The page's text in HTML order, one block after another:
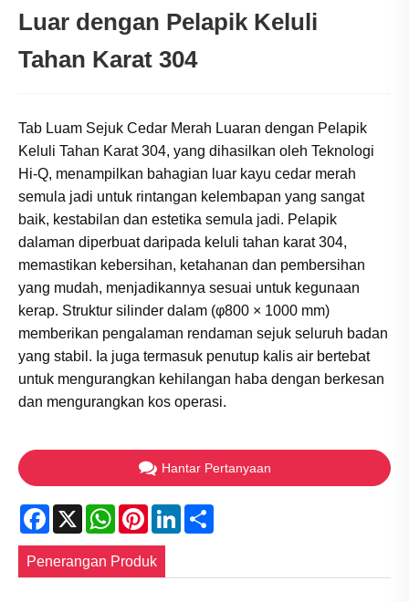
Luar dengan Pelapik Keluli
Tahan Karat 304
Tab Luam Sejuk Cedar Merah Luaran dengan Pelapik
Keluli Tahan Karat 304, yang dihasilkan oleh Teknologi
Hi-Q, menampilkan bahagian luar kayu cedar merah
semula jadi untuk rintangan kelembapan yang sangat
baik, kestabilan dan estetika semula jadi. Pelapik
dalaman diperbuat daripada keluli tahan karat 304,
memastikan kebersihan, ketahanan dan pembersihan
yang mudah, menjadikannya sesuai untuk kegunaan
kerap. Struktur silinder dalam (φ800 × 1000 mm)
memberikan pengalaman rendaman sejuk seluruh badan
yang stabil. Ia juga termasuk penutup kalis air bertebat
untuk mengurangkan kehilangan haba dengan berkesan
dan mengurangkan kos operasi.
Hantar Pertanyaan
Facebook
X WhatsApp
PinterestLinkedIn
Penerangan Produk